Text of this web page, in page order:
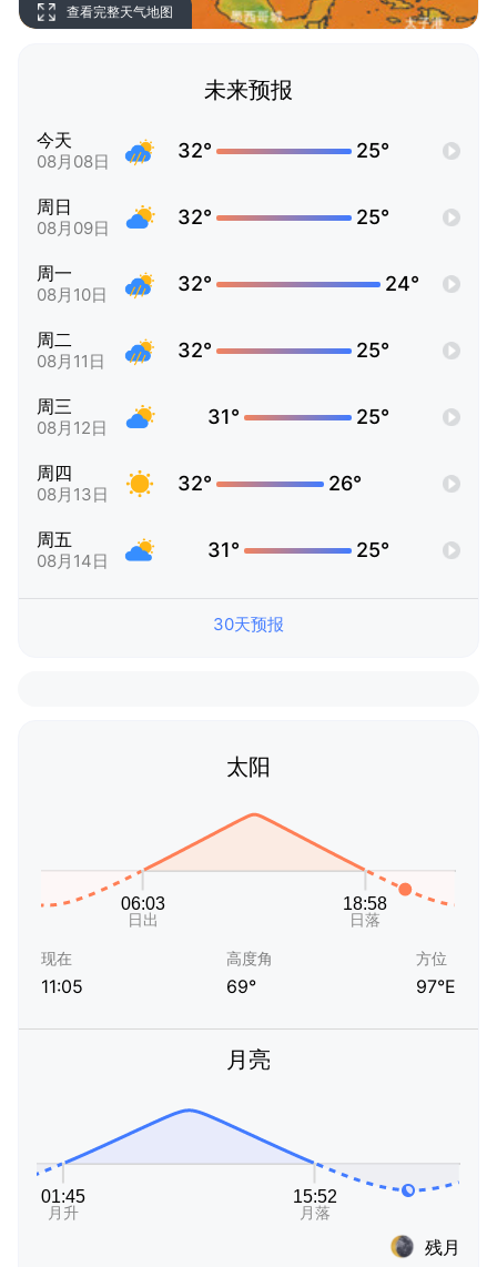
查看完整天气地图
未来预报
今天
08月08日 32° 25°
周日
08月09日 32° 25°
周一
08月10日 32° 24°
周二
08月11日 32° 25°
周三
08月12日 31° 25°
周四
08月13日 32° 26°
周五
08月14日 31° 25°
30天预报
太阳
现在
11:05
高度角
69°
方位
97°E
月亮
残月